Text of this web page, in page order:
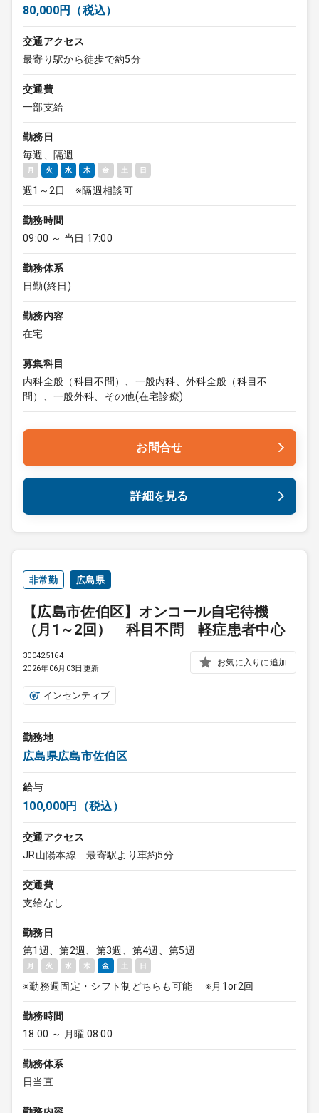
80,000円（税込）
交通アクセス
最寄り駅から徒歩で約5分
交通費
一部支給
勤務日
毎週、隔週
月 火 水 木 金 土 日
週1～2日 ※隔週相談可
勤務時間
09:00 ～ 当日 17:00
勤務体系
日勤(終日)
勤務内容
在宅
募集科目
内科全般（科目不問）、一般内科、外科全般（科目不
問）、一般外科、その他(在宅診療)
お問合せ
詳細を見る
非常勤 広島県
【広島市佐伯区】オンコール自宅待機
（月1～2回） 科目不問 軽症患者中心
300425164
2026年06月03日更新
お気に入りに追加
インセンティブ
勤務地
広島県広島市佐伯区
給与
100,000円（税込）
交通アクセス
JR山陽本線 最寄駅より車約5分
交通費
支給なし
勤務日
第1週、第2週、第3週、第4週、第5週
月 火 水 木 金 土 日
※勤務週固定・シフト制どちらも可能 ※月1or2回
勤務時間
18:00 ～ 月曜 08:00
勤務体系
日当直